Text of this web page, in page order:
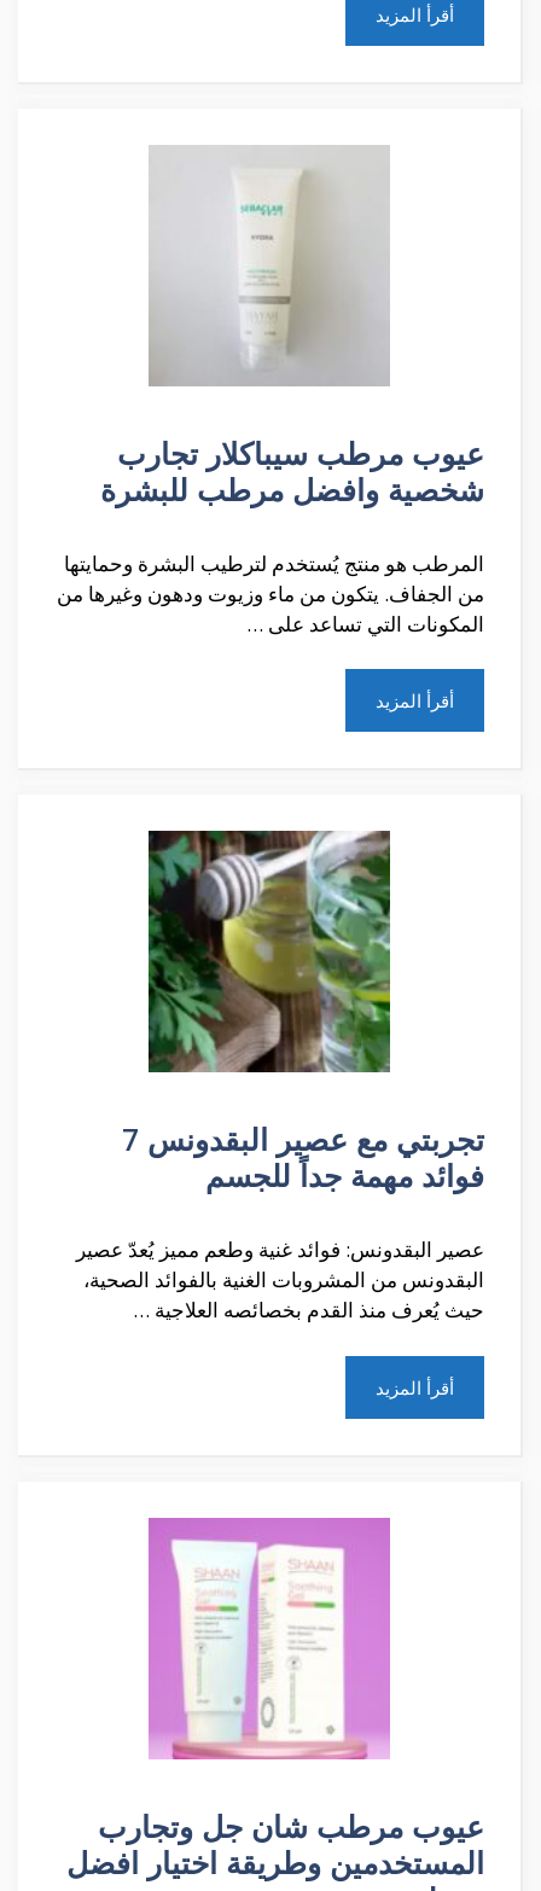
أقرأ المزيد
عيوب مرطب سيباكلار تجارب
شخصية وافضل مرطب للبشرة
المرطب هو منتج يُستخدم لترطيب البشرة وحمايتها
من الجفاف. يتكون من ماء وزيوت ودهون وغيرها من
المكونات التي تساعد على …
أقرأ المزيد
تجربتي مع عصير البقدونس 7
فوائد مهمة جداً للجسم
عصير البقدونس: فوائد غنية وطعم مميز يُعدّ عصير
البقدونس من المشروبات الغنية بالفوائد الصحية،
حيث يُعرف منذ القدم بخصائصه العلاجية …
أقرأ المزيد
عيوب مرطب شان جل وتجارب
المستخدمين وطريقة اختيار افضل